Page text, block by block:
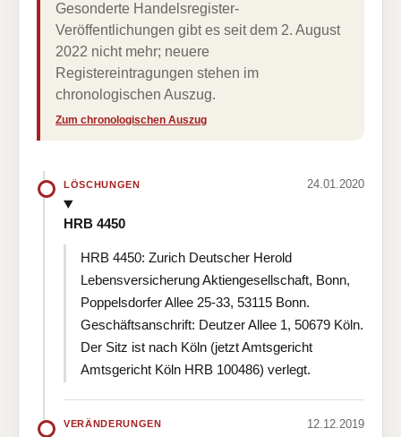
Gesonderte Handelsregister-
Veröffentlichungen gibt es seit dem 2. August
2022 nicht mehr; neuere
Registereintragungen stehen im
chronologischen Auszug.
Zum chronologischen Auszug
LÖSCHUNGEN 24.01.2020
HRB 4450
HRB 4450: Zurich Deutscher Herold
Lebensversicherung Aktiengesellschaft, Bonn,
Poppelsdorfer Allee 25-33, 53115 Bonn.
Geschäftsanschrift: Deutzer Allee 1, 50679 Köln.
Der Sitz ist nach Köln (jetzt Amtsgericht
Amtsgericht Köln HRB 100486) verlegt.
VERÄNDERUNGEN 12.12.2019